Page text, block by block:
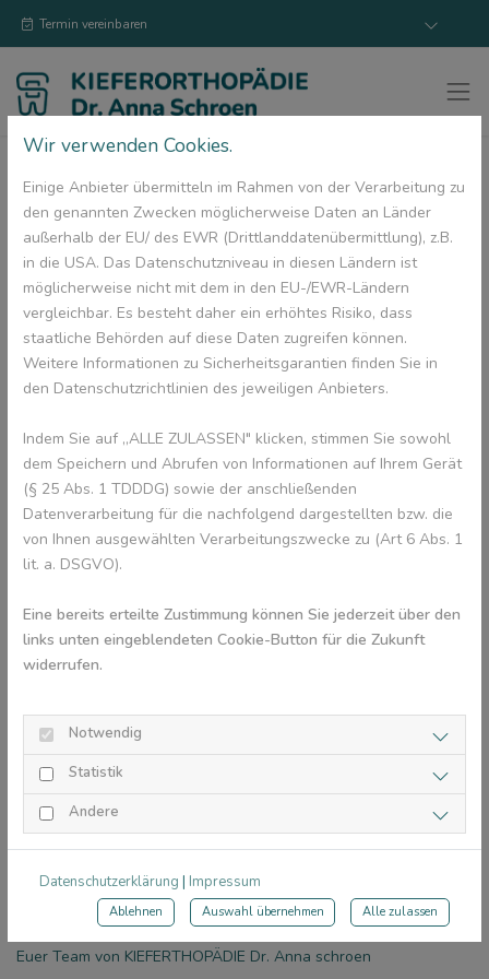
Termin vereinbaren
Winterurlaub - Wir
wünschen schöne Ferien
17. Februar 2026
Liebe Patientinne, liebe Patienten,
wir gönnen uns eine kleine Pause und verschabschieden uns in
den Winterurlaub.
Am 23.02.2026 sind wir wieder für euch da.
Bei kleinen Spangen-Notfällen schaut auf unserer Homepage
unter “SOS”, da findet ihr ein paar Tipps.
Bei größeren Notfällen wendet euch an die Praxis M17 -die
besten bucht ihr gleich einen SOS -Termin über unser Online-
Portal für eine Reparatur.
M17
Dr. Weiland
Moritzstrasse 17
85049 Ingolstadt
Tel.: 0841- 33022
Wir wünschen alle erholsame Ferien!
Euer Team von KIEFERTHOPÄDIE Dr. Anna schroen
Wir verwenden Cookies.
Einige Anbieter übermitteln im Rahmen von der Verarbeitung zu
den genannten Zwecken möglicherweise Daten an Länder
außerhalb der EU/ des EWR (Drittlanddatenübermittlung), z.B.
in die USA. Das Datenschutzniveau in diesen Ländern ist
möglicherweise nicht mit dem in den EU-/EWR-Ländern
vergleichbar. Es besteht daher ein erhöhtes Risiko, dass
staatliche Behörden auf diese Daten zugreifen können.
Weitere Informationen zu Sicherheitsgarantien finden Sie in
den Datenschutzrichtlinien des jeweiligen Anbieters.
Indem Sie auf „ALLE ZULASSEN" klicken, stimmen Sie sowohl
dem Speichern und Abrufen von Informationen auf Ihrem Gerät
(§ 25 Abs. 1 TDDDG) sowie der anschließenden
Datenverarbeitung für die nachfolgend dargestellten bzw. die
von Ihnen ausgewählten Verarbeitungszwecke zu (Art 6 Abs. 1
lit. a. DSGVO).
Eine bereits erteilte Zustimmung können Sie jederzeit über den
links unten eingeblendeten Cookie-Button für die Zukunft
widerrufen.
Notwendig
Statistik
Andere
Datenschutzerklärung | Impressum
Ablehnen Auswahl übernehmen Alle zulassen